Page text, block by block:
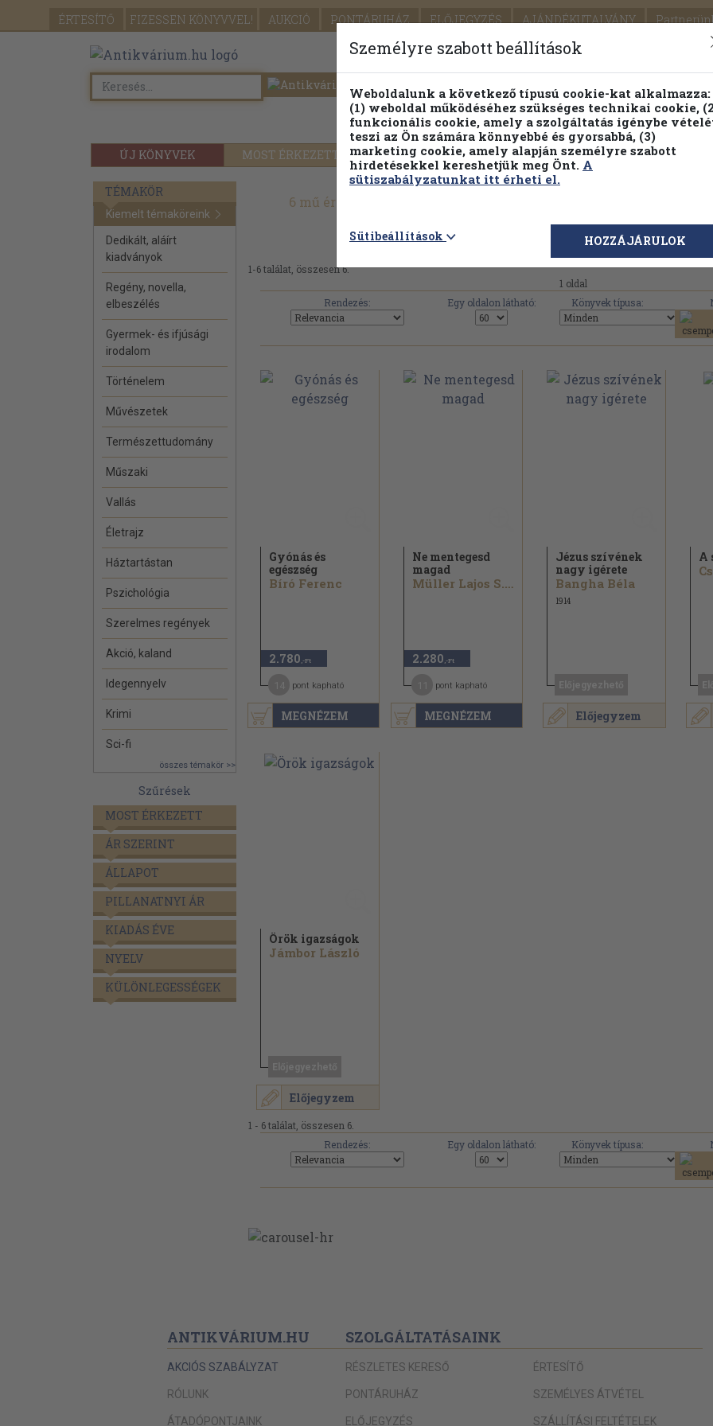
ÉRTESÍTŐ FIZESSEN KÖNYVVEL! AUKCIÓ PONTÁRUHÁZ ELŐJEGYZÉS AJÁNDÉKUTALVÁNY
SEGÍTSÉG
ÚJ KÖNYVEK MOST ÉRKEZETT PILLANATNYI ÁRAINK FENNTARTHATÓ
Részletes kereső Témaköri fa
TÉMAKÖR
Kiemelt témaköreink
Dedikált, aláírt
kiadványok
Regény, novella,
elbeszélés
Gyermek- és ifjúsági
irodalom
Történelem
Művészetek
Természettudomány
Műszaki
Vallás
Életrajz
Háztartástan
Pszichológia
Szerelmes regények
Akció, kaland
Idegennyelv
Krimi
Sci-fi
összes témakör >>
Szűrések
MOST ÉRKEZETT
ÁR SZERINT
ÁLLAPOT
PILLANATNYI ÁR
KIADÁS ÉVE
NYELV
KÜLÖNLEGESSÉGEK
6 mű érhető el az Antikváriumban a(z) 'Kis Könyvtár A
1-6 találat, összesen 6.
1 oldal
Rendezés:
Egy oldalon látható: Könyvek típusa:
MEGNÉZEM
Gyónás és
egészség
Bíró Ferenc
2.780 ,-Ft
pont kapható
MEGNÉZEM
Ne mentegesd
magad
Müller Lajos S. J
2.280 ,-Ft
pont kapható
Előjegyzem
Jézus szívének
nagy igérete
Bangha Béla
1914
A
Előjegyzem
Örök igazságok
Jámbor László
1 - 6 találat, összesen 6.
Rendezés:
Egy oldalon látható: Könyvek típusa:
ANTIKVÁRIUM.HU
AKCIÓS SZABÁLYZAT
RÓLUNK
ÁTADÓPONTJAINK
SZOLGÁLTATÁSAINK
RÉSZLETES KERESŐ
PONTÁRUHÁZ
ELŐJEGYZÉS
ÉRTESÍTŐ
SZEMÉLYES ÁTVÉTEL
SZÁLLÍTÁSI FELTÉTELEK
Személyre szabott beállítások
Weboldalunk a következő típusú cookie-kat alkalmazza:
(1) weboldal működéséhez szükséges technikai cookie,
funkcionális cookie, amely a szolgáltatás igénybe
teszi az Ön számára könnyebbé és gyorsabbá, (3)
marketing cookie, amely alapján személyre szabott
hirdetésekkel kereshetjük meg Önt. A
sütiszabályzatunkat itt érheti el.
Sütibeállítások HOZZÁJÁRULOK